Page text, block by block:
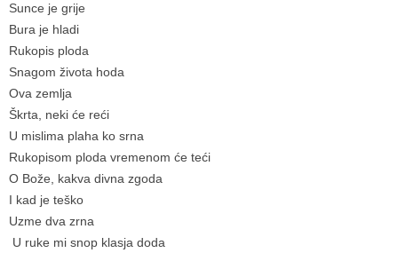
Sunce je grije
Bura je hladi
Rukopis ploda
Snagom života hoda
Ova zemlja
Škrta, neki će reći
U mislima plaha ko srna
Rukopisom ploda vremenom će teći
O Bože, kakva divna zgoda
I kad je teško
Uzme dva zrna
U ruke mi snop klasja doda